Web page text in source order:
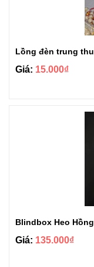
Lồng đèn trung
Giá: 15.000₫
Blindbox Heo
Giá: 135.000₫